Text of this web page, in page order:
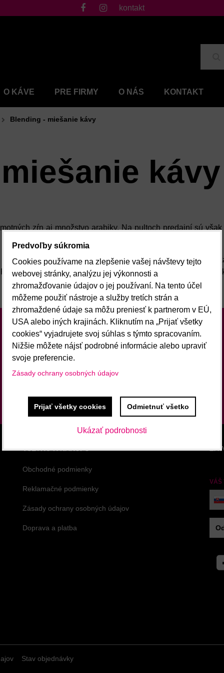
O KÁVE PRE FIRMY O NÁS KONTAKT
fb ig
kontakt
Blending - miešanie kávy
kávy
zŕn aj množstvo arabiky. Na pultoch predajní sú
však má zabezpečiť vyváženú a opakovateľnú chuť
zložka má v káve zvýrazniť určitú chuťovú zložku - telo,
spôsob spracovania kávy - mokrý alebo suchý.
Newsletter
Chcem sa prihlásiť k odberu noviniek e-mailom
Odoberať
Obchodné podmienky
Reklamačné podmienky
Zásady ochrany osobných údajov
Doprava a platba
VÁŠ
Stav objednávky
Predvoľby súkromia
Cookies používame na zlepšenie vašej návštevy tejto
webovej stránky, analýzu jej výkonnosti a
zhromažďovanie údajov o jej používaní. Na tento účel
môžeme použiť nástroje a služby tretích strán a
zhromaždené údaje sa môžu preniesť k partnerom v EÚ,
USA alebo iných krajinách. Kliknutím na „Prijať všetky
cookies“ vyjadrujete svoj súhlas s týmto spracovaním.
Nižšie môžete nájsť podrobné informácie alebo upraviť
svoje preferencie.
Zásady ochrany osobných údajov
Ukázať podrobnosti
Prijať všetky cookies Odmietnuť všetko